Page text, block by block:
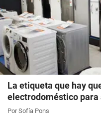
La etiqueta que hay
electrodoméstico
Por Sofía Pons